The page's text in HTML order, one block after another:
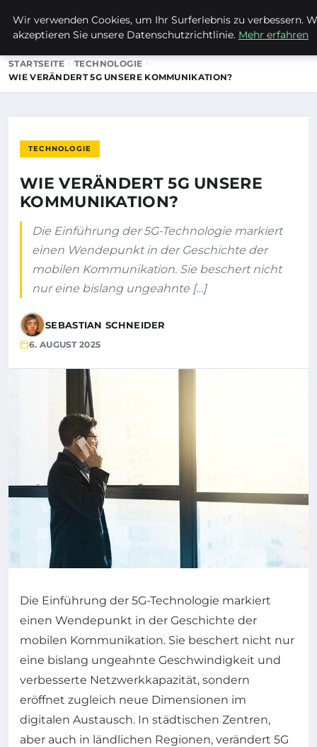
EVET ICH WILL
STARTSEITE
TECHNOLOGIE
WIE VERÄNDERT 5G UNSERE KOMMUNIKATION?
TECHNOLOGIE
WIE VERÄNDERT 5G UNSERE
KOMMUNIKATION?
Die Einführung der 5G-Technologie markiert
einen Wendepunkt in der Geschichte der
mobilen Kommunikation. Sie beschert nicht
nur eine bislang ungeahnte […]
SEBASTIAN SCHNEIDER
6. AUGUST 2025
Die Einführung der 5G-Technologie markiert
einen Wendepunkt in der Geschichte der
mobilen Kommunikation. Sie beschert nicht nur
eine bislang ungeahnte Geschwindigkeit und
verbesserte Netzwerkkapazität, sondern
eröffnet zugleich neue Dimensionen im
digitalen Austausch. In städtischen Zentren,
aber auch in ländlichen Regionen, verändert 5G
Wir verwenden Cookies, um Ihr Surferlebnis zu verbessern.
akzeptieren Sie unsere Datenschutzrichtlinie. Mehr erfahren